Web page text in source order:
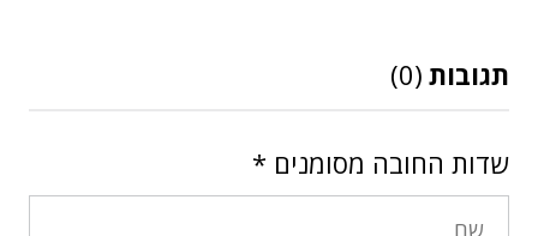
תגובות (0)
שדות החובה מסומנים *